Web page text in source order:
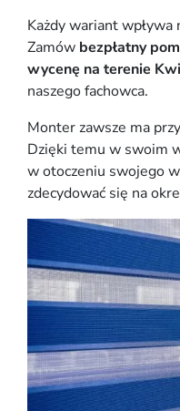
Każdy wariant
Zamów bezpłatny
wycenę na terenie
naszego fachowca.
Monter zawsze ma
Dzięki temu w swoim
w otoczeniu swojego
zdecydować się na